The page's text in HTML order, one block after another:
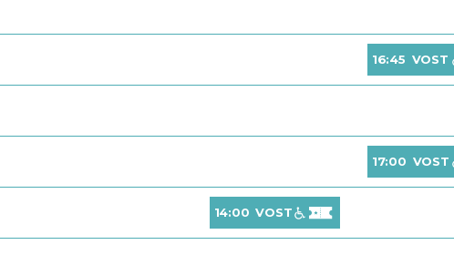
16:45 VOST
17:00 VOST
14:00 VOST